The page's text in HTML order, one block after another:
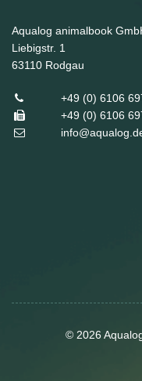
Aqualog animalbook
Liebigstr. 1
63110 Rodgau
+49 (0) 6106
+49 (0) 6106
© 2026